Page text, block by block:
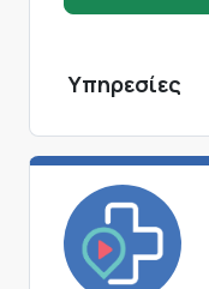
Υπηρεσίες